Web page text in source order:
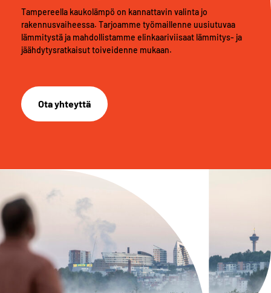
Tampereella kaukolämpö on kannattavin valinta jo
rakennusvaiheessa. Tarjoamme työmaillenne uusiutuvaa
lämmitystä ja mahdollistamme elinkaariviisaat lämmitys- ja
jäähdytysratkaisut toiveidenne mukaan.
Ota yhteyttä